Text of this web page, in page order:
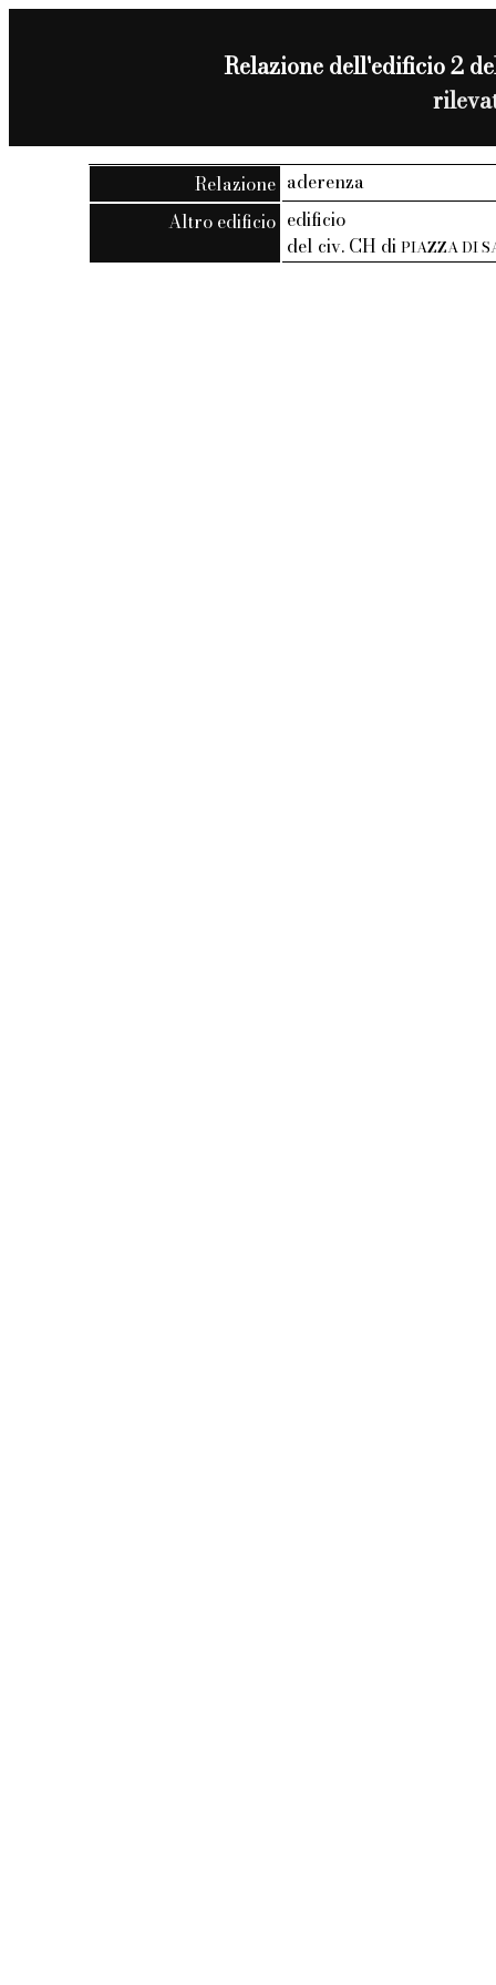
Relazione dell'edificio 2
Relazione aderenza
Altro edificio edificio
del civ. CH diPIAZZA DI